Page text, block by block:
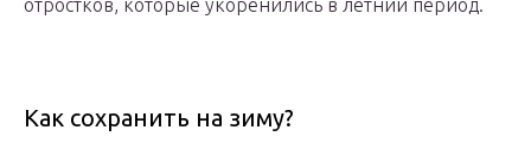
отростков, которые укоренились в летний период.
Как сохранить на зиму?